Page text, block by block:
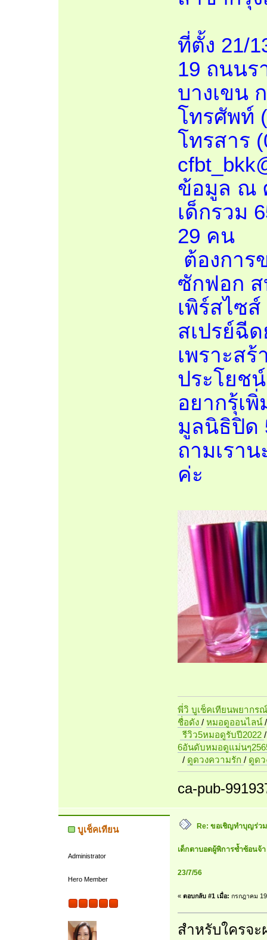
ที่ตั้ง 21/
19 ถนนร
บางเขน
โทรศัพท์
โทรสาร
ข้อมูล ณ
เด็กรวม
29 คน
ต้องการ
ซักฟอก
เพิร์สไซ
สเปรย์ฉี
เพราะส
ประโยช
อยากรุ้เ
มูลนิธิปิด
ถามเรา
ค่ะ
พี่วิ บูเช็คเทียนพยากร
ชื่อดัง / หมอดูออนไลน์
รีวิว5หมอดูรับปี2022
6อันดับหมอดูแม่นๆ
/ ดูดวงความรัก / ดูด
ca-pub-
บูเช็คเทียน
Administrator
Hero Member
Re: ขอเชิญทำบุญร่ว
เด็กตาบอดผู้พิการซ้ำซ้อนจ้า
23/7/56
« ตอบกลับ #1 เมื่อ: กรกฎาคม
สำหรับใครจ